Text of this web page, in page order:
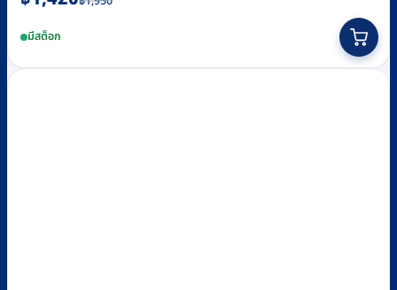
was:
฿1,950.
is:
฿1,420.
มีสต็อก